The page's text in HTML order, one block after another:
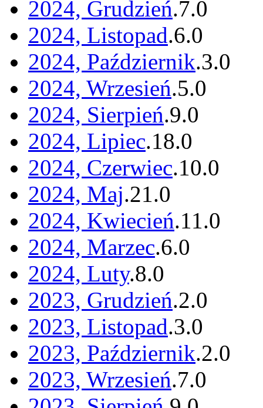
2024, Grudzień.7.0
2024, Listopad.6.0
2024, Październik.3.0
2024, Wrzesień.5.0
2024, Sierpień.9.0
2024, Lipiec.18.0
2024, Czerwiec.10.0
2024, Maj.21.0
2024, Kwiecień.11.0
2024, Marzec.6.0
2024, Luty.8.0
2023, Grudzień.2.0
2023, Listopad.3.0
2023, Październik.2.0
2023, Wrzesień.7.0